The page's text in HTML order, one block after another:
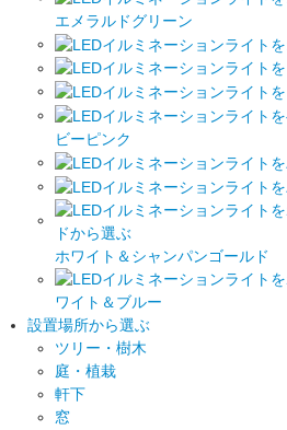
エメラルドグリーン
ビーピンク
ホワイト＆シャンパンゴールド
ワイト＆ブルー
設置場所から選ぶ
ツリー・樹木
庭・植栽
軒下
窓